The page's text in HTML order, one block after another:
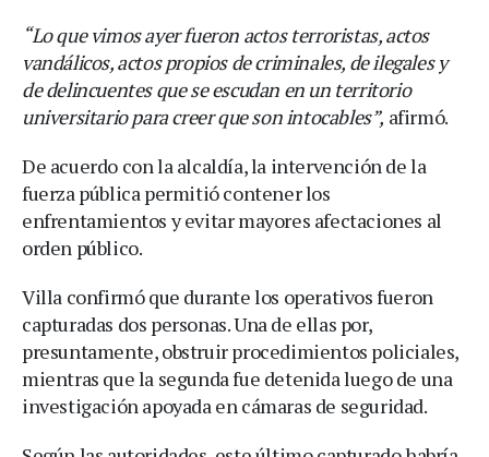
“Lo que vimos ayer fueron actos terroristas, actos
vandálicos, actos propios de criminales, de ilegales y
de delincuentes que se escudan en un territorio
universitario para creer que son intocables”, afirmó.
De acuerdo con la alcaldía, la intervención de la
fuerza pública permitió contener los
enfrentamientos y evitar mayores afectaciones al
orden público.
Villa confirmó que durante los operativos fueron
capturadas dos personas. Una de ellas por,
presuntamente, obstruir procedimientos policiales,
mientras que la segunda fue detenida luego de una
investigación apoyada en cámaras de seguridad.